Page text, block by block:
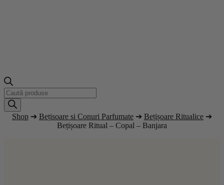
Products
search
Shop ➔ Bețisoare si Conuri Parfumate ➔ Bețișoare Ritualice ➔
Bețișoare Ritual – Copal – Banjara